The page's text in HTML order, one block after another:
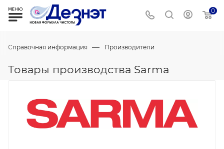
0
Справочная информация — Производители
Товары производства Sarma